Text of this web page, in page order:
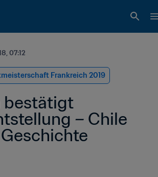
07:12
Frankreich 2019
bestätigt
– Chile